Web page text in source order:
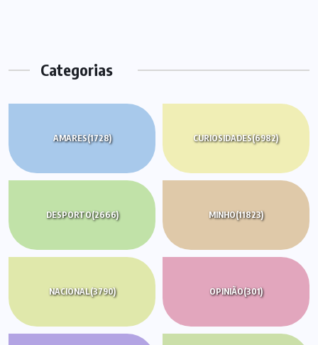
Categorias
AMARES(1728) CURIOSIDADES(6982)
DESPORTO(2666) MINHO(11823)
NACIONAL(3790) OPINIÃO(301)